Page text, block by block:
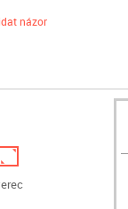
názor